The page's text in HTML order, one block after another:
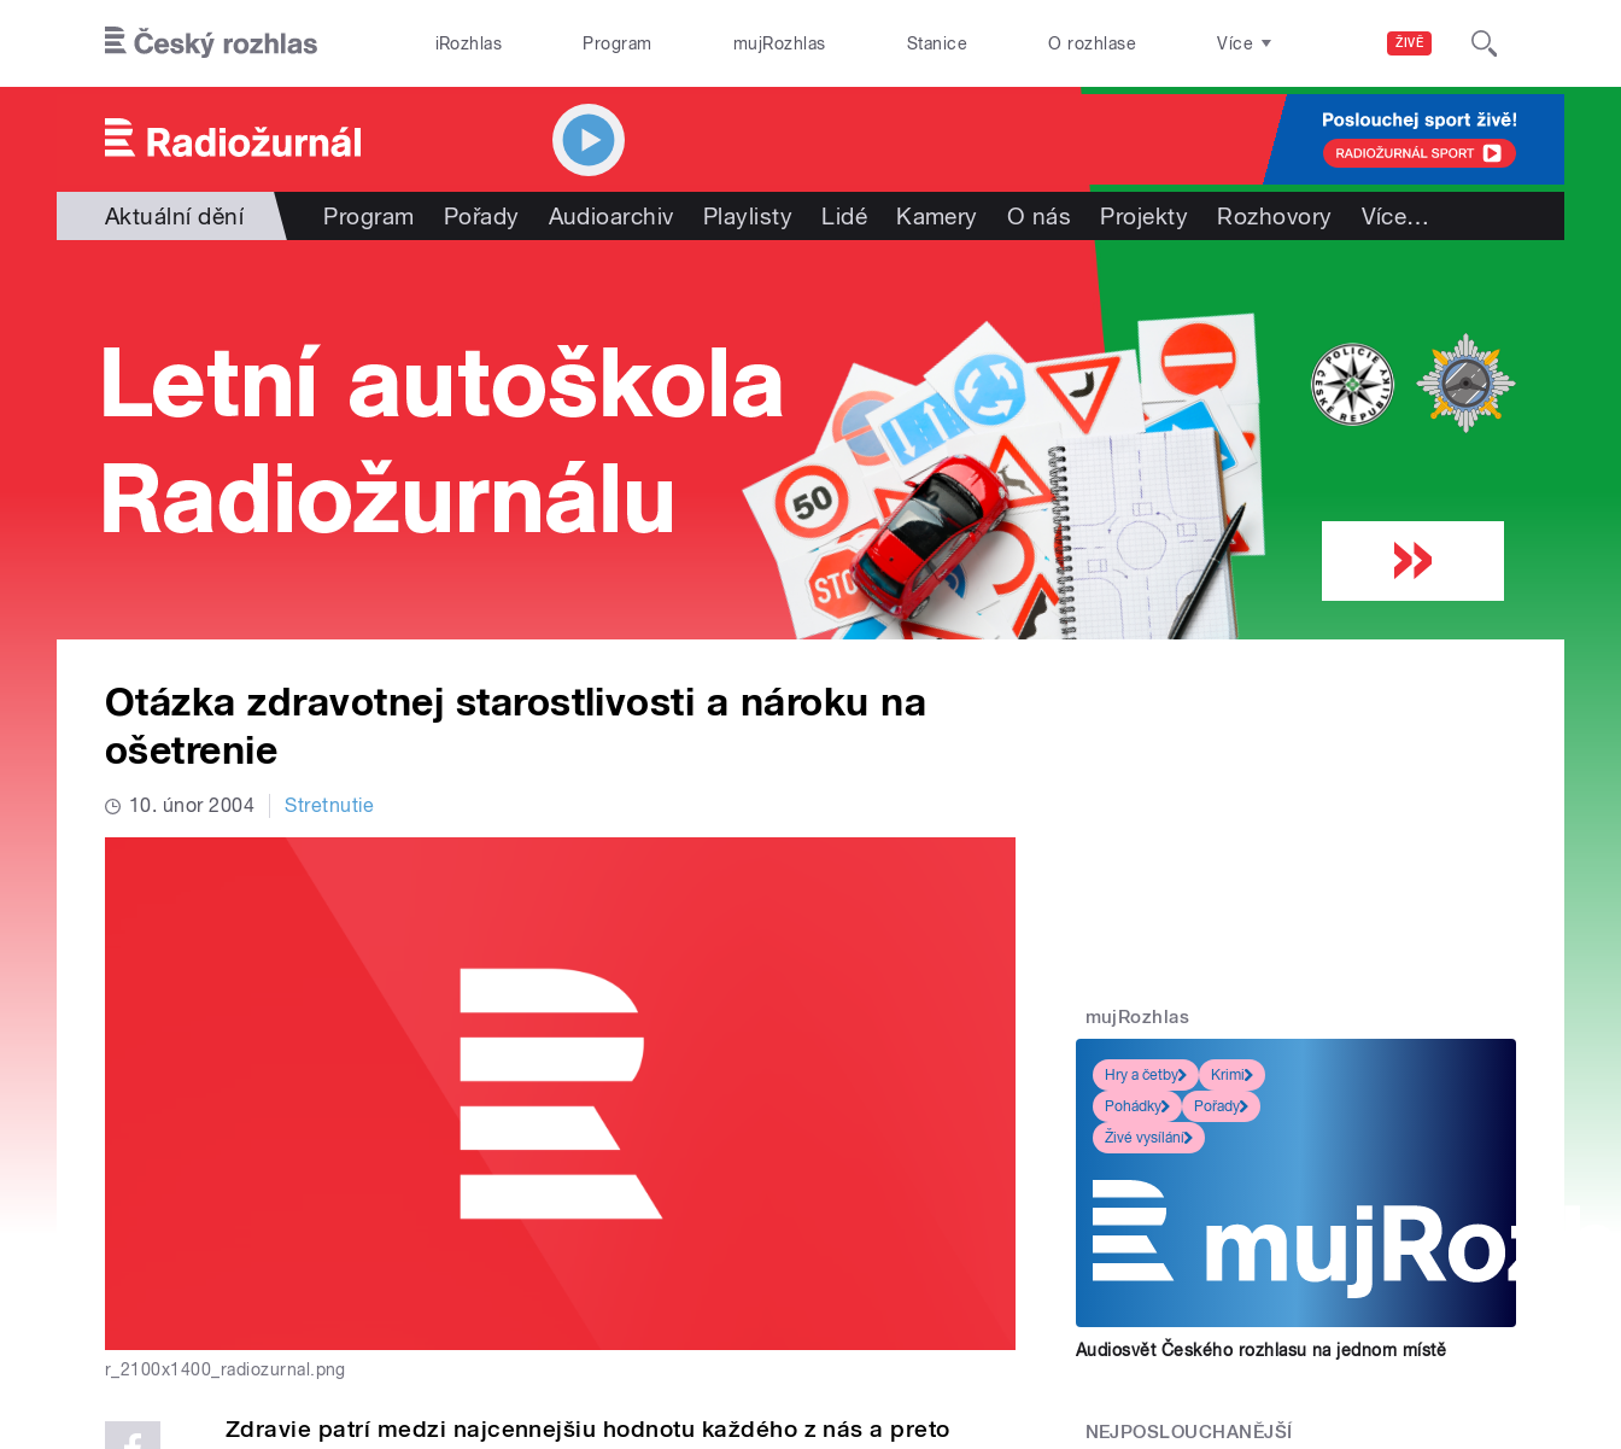
ŽIVĚ
iRozhlas Program mujRozhlas Stanice O rozhlase Více
Aktuální dění Program Pořady Audioarchiv Playlisty Lidé Kamery O nás Projekty Rozhovory Více…
Otázka zdravotnej starostlivosti a nároku na
ošetrenie
10. únor 2004 Stretnutie
r_2100x1400_radiozurnal.png
Zdravie patrí medzi najcennejšiu hodnotu každého z nás a preto
mujRozhlas
Hry a četby
Krimi
Pohádky
Pořady
Živé vysílání
Audiosvět Českého rozhlasu na jednom místě
NEJPOSLOUCHANĚJŠÍ